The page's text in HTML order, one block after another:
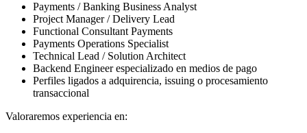
Payments / Banking Business Analyst
Project Manager / Delivery Lead
Functional Consultant Payments
Payments Operations Specialist
Technical Lead / Solution Architect
Backend Engineer especializado en medios de pago
Perfiles ligados a adquirencia, issuing o procesamiento
transaccional
Valoraremos experiencia en: